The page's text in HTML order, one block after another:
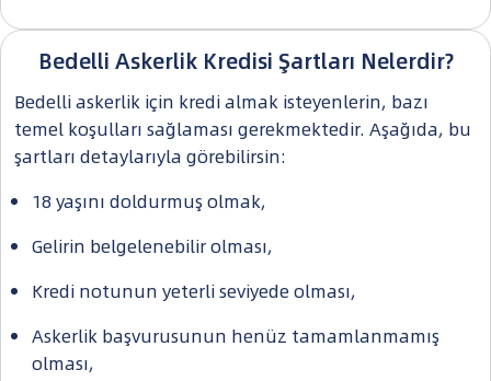
Bedelli Askerlik Kredisi Şartları Nelerdir?
Bedelli askerlik için kredi almak isteyenlerin, bazı
temel koşulları sağlaması gerekmektedir. Aşağıda, bu
şartları detaylarıyla görebilirsin:
18 yaşını doldurmuş olmak,
Gelirin belgelenebilir olması,
Kredi notunun yeterli seviyede olması,
Askerlik başvurusunun henüz tamamlanmamış
olması,